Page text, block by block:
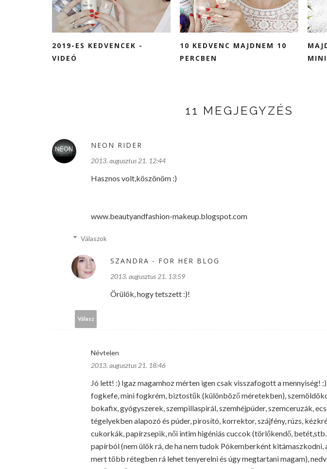
2019-ES KEDVENCEK -
VIDEÓ
10 KEDVENC MAJDNEM 10
PERCBEN
11 MEGJEGYZÉS
NEON RIDER
2013. augusztus 21. 12:44
Hasznos volt,köszönöm :)
www.beautyandfashion-makeup.blogspot.com
Válaszok
SZANDRA - FOR HER BLOG
2013. augusztus 21. 13:59
Örülök, hogy tetszett :)!
Válasz
Névtelen
2013. augusztus 21. 18:46
Jó lett! :) Igaz magamhoz mérten igen csak visszafogott a mennyiség!
fogkefe, mini fogkrém, biztostűk (különböző méretekben),
bokafix, gyógyszerek, szempillaspirál, szemhéjpúder, szemceruzák,
tégelyekben alapozó és púder, pirosító, korrektor, szájfény, rúzs,
cukorkák, papírzsepik, női intim higéniás cuccok (törlőkendő,
papírból (nem ülök rá, de ha nem tudok Pókemberként
mert több rétegben rá lehet tenyerelni és úgy megtartani magam),